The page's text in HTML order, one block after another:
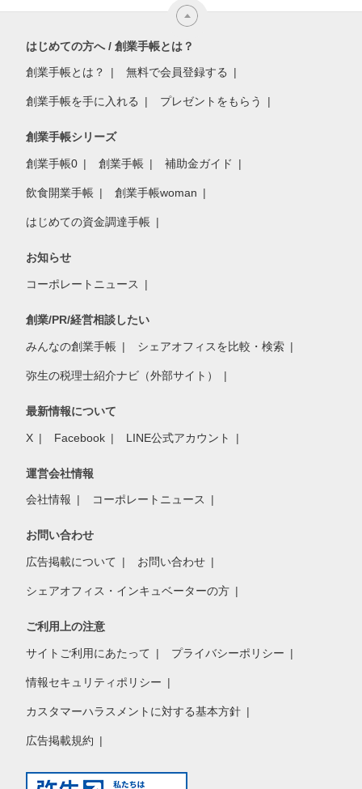
はじめての方へ / 創業手帳とは？
創業手帳とは？ 無料で会員登録する
創業手帳を手に入れる プレゼントをもらう
創業手帳シリーズ
創業手帳0 創業手帳 補助金ガイド
飲食開業手帳 創業手帳woman
はじめての資金調達手帳
お知らせ
コーポレートニュース
創業/PR/経営相談したい
みんなの創業手帳 シェアオフィスを比較・検索
弥生の税理士紹介ナビ（外部サイト）
最新情報について
X Facebook LINE公式アカウント
運営会社情報
会社情報 コーポレートニュース
お問い合わせ
広告掲載について お問い合わせ
シェアオフィス・インキュベーターの方
ご利用上の注意
サイトご利用にあたって プライバシーポリシー
情報セキュリティポリシー
カスタマーハラスメントに対する基本方針
広告掲載規約